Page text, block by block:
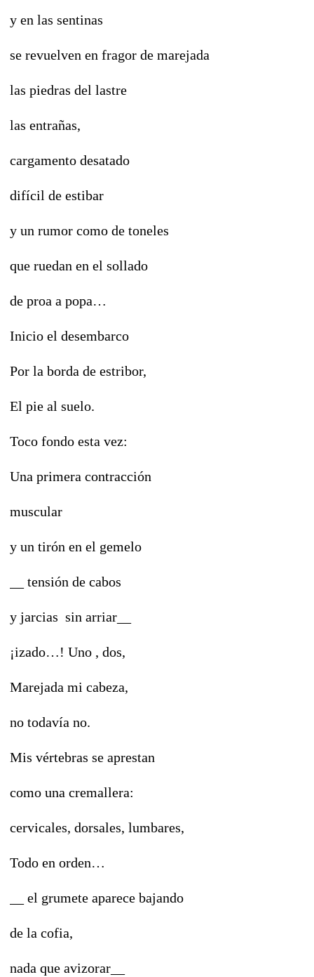
y en las sentinas
se revuelven en fragor de marejada
las piedras del lastre
las entrañas,
cargamento desatado
difícil de estibar
y un rumor como de toneles
que ruedan en el sollado
de proa a popa…
Inicio el desembarco
Por la borda de estribor,
El pie al suelo.
Toco fondo esta vez:
Una primera contracción
muscular
y un tirón en el gemelo
__ tensión de cabos
y jarcias sin arriar__
¡izado…! Uno , dos,
Marejada mi cabeza,
no todavía no.
Mis vértebras se aprestan
como una cremallera:
cervicales, dorsales, lumbares,
Todo en orden…
__ el grumete aparece bajando
de la cofia,
nada que avizorar__